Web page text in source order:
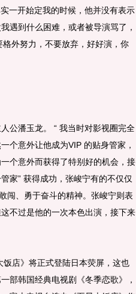
一开始定我的时候，他并没有表示
遇到什么困难，或者被导演骂了，
外努力，不要放弃，好好演，你
潘玉龙。 “ 我当时对影视圈完全
个意外让他成为VIP 的贴身管家，
个意外而获得了特别好的机会，接
家” 获得成功，张峻宁有的不仅仅
闯、勇于奋斗的精神。张峻宁则表
不过是他的一次本色出演，接下来
店》将正式登陆日本荧屏，这也
部韩国经典电视剧《冬季恋歌》，